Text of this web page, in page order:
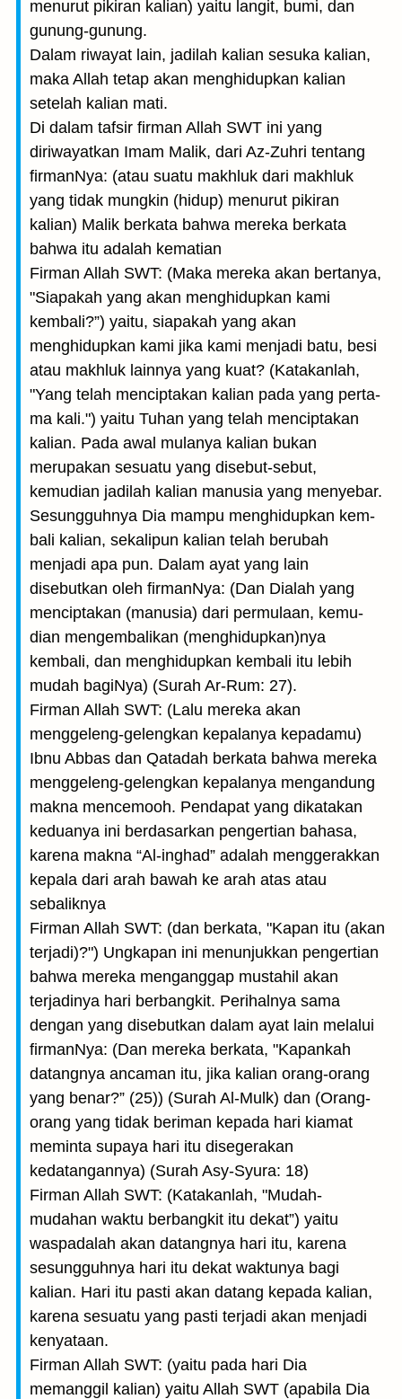
menurut pikiran kalian) yaitu langit, bumi, dan
gunung-gunung.
Dalam riwayat lain, jadilah kalian sesuka kalian,
maka Allah tetap akan menghidupkan kalian
setelah kalian mati.
Di dalam tafsir firman Allah SWT ini yang
diriwayatkan Imam Malik, dari Az-Zuhri tentang
firmanNya: (atau suatu makhluk dari makhluk
yang tidak mungkin (hidup) menurut pikiran
kalian) Malik berkata bahwa mereka berkata
bahwa itu adalah kematian
Firman Allah SWT: (Maka mereka akan bertanya,
"Siapakah yang akan menghi­dupkan kami
kembali?”) yaitu, siapakah yang akan
menghidupkan kami jika kami menjadi batu, besi
atau makhluk lainnya yang kuat? (Katakanlah,
"Yang telah menciptakan kalian pada yang perta­
ma kali.") yaitu Tuhan yang telah menciptakan
kalian. Pada awal mulanya kalian bukan
merupakan sesuatu yang disebut-sebut,
kemudian jadilah kalian manusia yang menyebar.
Sesungguhnya Dia mampu menghidupkan kem­
bali kalian, sekalipun kalian telah berubah
menjadi apa pun. Dalam ayat yang lain
disebutkan oleh firmanNya: (Dan Dialah yang
menciptakan (manusia) dari permulaan, kemu­
dian mengembalikan (menghidupkan)nya
kembali, dan menghi­dupkan kembali itu lebih
mudah bagiNya) (Surah Ar-Rum: 27).
Firman Allah SWT: (Lalu mereka akan
menggeleng-gelengkan kepalanya kepada­mu)
Ibnu Abbas dan Qatadah berkata bahwa mereka
menggeleng-gelengkan kepalanya mengandung
makna mencemooh. Pendapat yang dikatakan
keduanya ini berdasarkan pengertian bahasa,
karena makna “Al-inghad” adalah menggerakkan
kepala dari arah bawah ke arah atas atau
sebaliknya
Firman Allah SWT: (dan berkata, "Kapan itu (akan
terjadi)?") Ungkapan ini menunjukkan pengertian
bahwa mereka menganggap mus­tahil akan
terjadinya hari berbangkit. Perihalnya sama
dengan yang dise­butkan dalam ayat lain melalui
firmanNya: (Dan mereka berkata, "Kapankah
datangnya ancaman itu, jika kalian orang-orang
yang benar?” (25)) (Surah Al-Mulk) dan (Orang-
orang yang tidak beriman kepada hari kiamat
meminta supaya hari itu disegerakan
kedatangannya) (Surah Asy-Syura: 18)
Firman Allah SWT: (Katakanlah, "Mudah-
mudahan waktu berbangkit itu dekat”) yaitu
waspadalah akan datangnya hari itu, karena
sesungguhnya hari itu dekat waktunya bagi
kalian. Hari itu pasti akan datang kepada kalian,
karena sesuatu yang pasti terjadi akan menjadi
kenyataan.
Firman Allah SWT: (yaitu pada hari Dia
memanggil kalian) yaitu Allah SWT (apabila Dia